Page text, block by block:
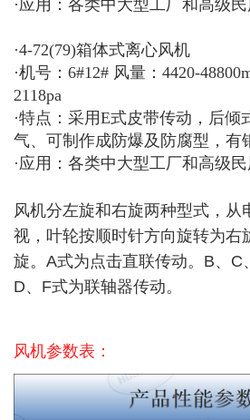
·应用：各类中大型工厂和高级
·4-72(79)箱体式离心风机
·机号：6#12# 风量：4420-
2118pa
·特点：采用E式皮带传动，后倾
气、可制作成防爆及防腐型，有
·应用：各类中大型工厂和高级
风机分左旋和右旋两种型式，从
视，叶轮按顺时针方向旋转为右
旋。A式为点击直联传动。B、C
D、F式为联轴器传动。
风机参数表：